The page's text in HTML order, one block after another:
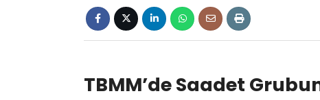
TBMM’de Saadet